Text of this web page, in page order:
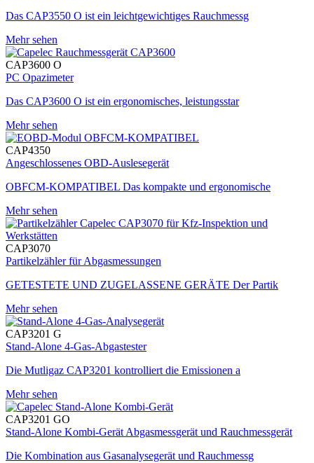
Das CAP3550 O ist ein leichtgewichtiges Rauchmessg
Mehr sehen
CAP3600 O
PC Opazimeter
Das CAP3600 O ist ein ergonomisches, leistungsstar
Mehr sehen
CAP4350
Angeschlossenes OBD-Auslesegerät
OBFCM-KOMPATIBEL Das kompakte und ergonomische
Mehr sehen
CAP3070
Partikelzähler für Abgasmessungen
GETESTETE UND ZUGELASSENE GERÄTE Der Partik
Mehr sehen
CAP3201 G
Stand-Alone 4-Gas-Abgastester
Die Mutligaz CAP3201 kontrolliert die Emissionen a
Mehr sehen
CAP3201 GO
Stand-Alone Kombi-Gerät Abgasmessgerät und Rauchmessgerät
Die Kombination aus Gasanalysegerät und Rauchmessg